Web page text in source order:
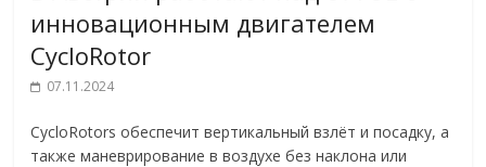
инновационным двигателем
CycloRotor
07.11.2024
CycloRotors обеспечит вертикальный взлёт и посадку, а
также маневрирование в воздухе без наклона или